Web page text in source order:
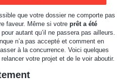
que votre dossier ne comporte pas
faveur. Même si votre prêt a été
autant qu’il ne passera pas ailleurs.
n’a pas accepté et comment en
à la concurrence. Voici quelques
votre projet et de le voir aboutir.